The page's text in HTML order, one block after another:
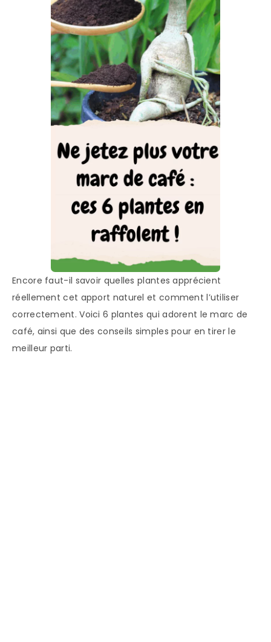
Encore faut-il savoir quelles plantes apprécient
réellement cet apport naturel et comment l’utiliser
correctement. Voici 6 plantes qui adorent le marc de
café, ainsi que des conseils simples pour en tirer le
meilleur parti.